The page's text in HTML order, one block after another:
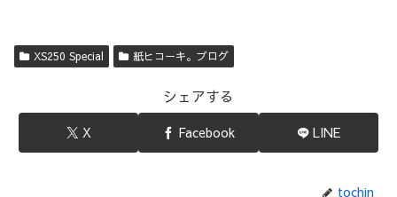
XS250 Special 紙ヒコーキ。ブログ
シェアする
X Facebook LINE
tochin